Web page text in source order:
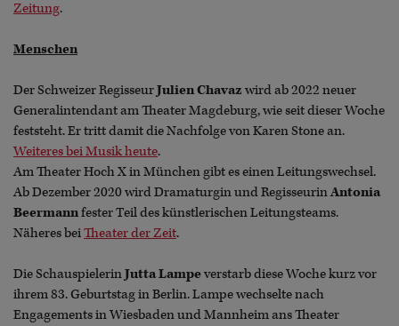
Zeitung.
Menschen
Der Schweizer RegisseurJulien Chavaz wird ab 2022 neuer
Generalintendant am Theater Magdeburg, wie seit dieser Woche
feststeht. Er tritt damit die Nachfolge von Karen Stone an.
Weiteres bei Musik heute.
Am Theater Hoch X in München gibt es einen Leitungswechsel.
Ab Dezember 2020 wird Dramaturgin und RegisseurinAntonia
Beermannfester Teil des künstlerischen Leitungsteams.
Näheres beiTheater der Zeit.
Die SchauspielerinJutta Lampeverstarb diese Woche kurz vor
ihrem 83. Geburtstag in Berlin. Lampe wechselte nach
Engagements in Wiesbaden und Mannheim ans Theater